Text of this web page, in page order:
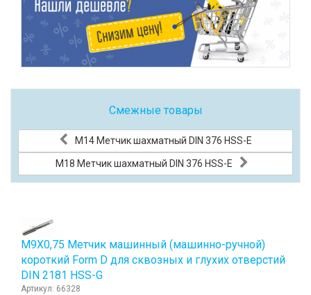
Смежные товары
М14 Метчик шахматный DIN 376 HSS-E
М18 Метчик шахматный DIN 376 HSS-E
М9Х0,75 Метчик машинный (машинно-ручной)
короткий Form D для сквозных и глухих отверстий
DIN 2181 HSS-G
Артикул: 66328